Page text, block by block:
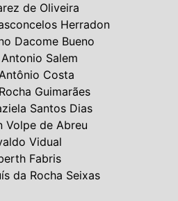
de Oliveira
Herradon
Dacome Bueno
Salem
Costa
Guimarães
Santos Dias
Volpe de Abreu
Vidual
Fabris
da Rocha Seixas